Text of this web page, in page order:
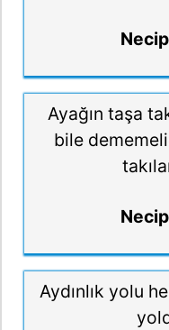
Ayağın taşa
bile
Aydınlık yolu